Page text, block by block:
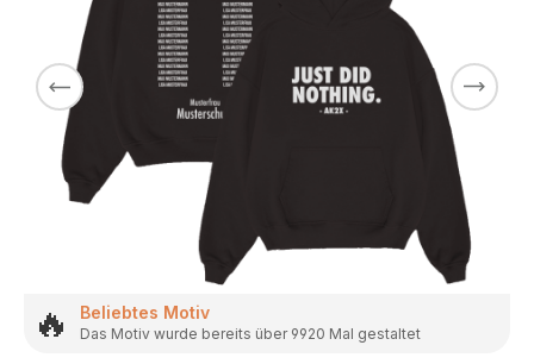
🔥 Beliebtes Motiv
Das Motiv wurde bereits über 9920 Mal gestaltet